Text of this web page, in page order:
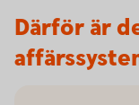
Därför är